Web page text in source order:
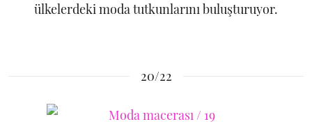
ülkelerdeki moda tutkunlarını buluşturuyor.
20/22